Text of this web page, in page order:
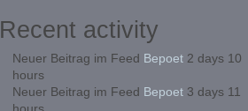
Recent activity
Neuer Beitrag im Feed Bepoet2 days 10
hours
Neuer Beitrag im Feed Bepoet3 days 11
hours